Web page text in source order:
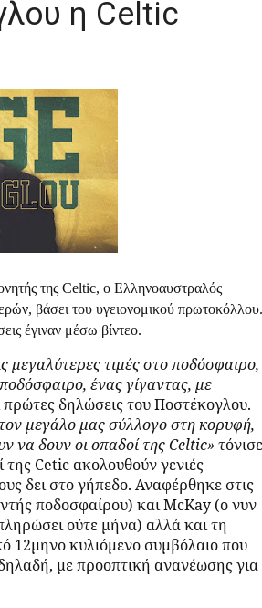
η Celtic
της Celtic, ο Ελληνοαυστραλός
βάσει του υγειονομικού πρωτοκόλλου.
έγιναν μέσω βίντεο.
μεγαλύτερες τιμές στο
ένας γίγαντας, με
πρώτες δηλώσεις του Ποστέκογλου.
μεγάλο μας σύλλογο στη κορυφή,
να δουν οι οπαδοί τηςCeltic»τόνισε
της Ceticακολoυθούν γενιές
δει στο γήπεδο. Αναφέρθηκε στις
ποδοσφαίρου) καιMcKay (ο νυν
ούτε μήνα) αλλά και τη
12μηνο κυλιόμενο συμβόλαιο που
με προοπτική ανανέωσης για